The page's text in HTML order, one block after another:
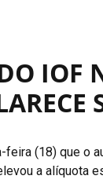
IOF
(18) que o
a alíquota